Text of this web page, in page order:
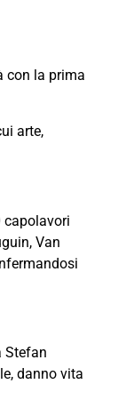
con la prima
arte,
capolavori
Van
Stefan
danno vita